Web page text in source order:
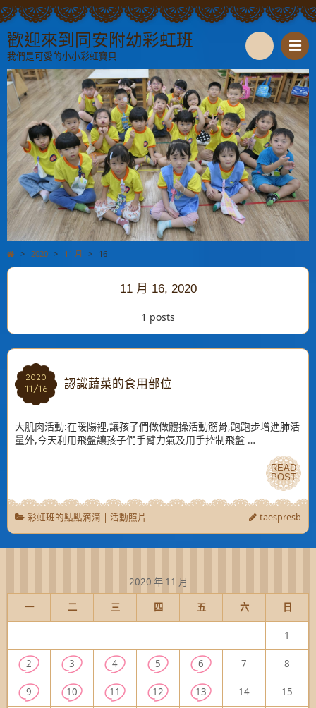
歡迎來到同安附幼彩虹班
我們是可愛的小小彩虹寶貝
S
e
a
r
c
h
> 2020 > 11 月 > 16
11 月 16, 2020
1 posts
2020
11/16
2020
11/16 認識蔬菜的食用部位
大肌肉活動:在暖陽裡,讓孩子們做做體操活動筋骨,跑跑步增進肺活
量外,今天利用飛盤讓孩子們手臂力氣及用手控制飛盤 …
READ
POST
READ
POST
彩虹班的點點滴滴 | 活動照片 taespresb
2020 年 11 月
一
二 三 四 五 六 日
1
2 3 4 5 6 7 8
9 10 11 12 13 14 15